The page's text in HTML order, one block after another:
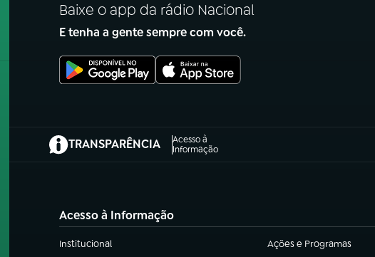
Baixe o app da rádio Nacional
E tenha a gente sempre com você.
TRANSPARÊNCIA
Acesso à
Informação
(abre em nova aba)
Acesso à Informação
Institucional
(abre em nova aba) Ações e Programas
(abre em nova aba)